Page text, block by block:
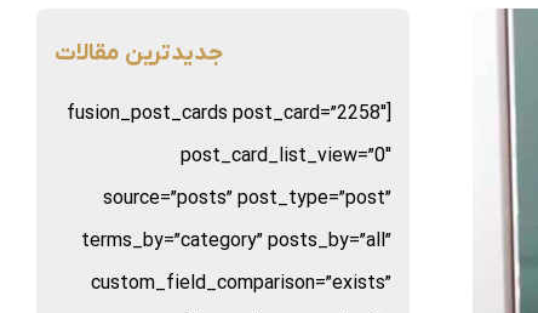
جدیدترین مقالات
[fusion_post_cards post_card=”2258″
post_card_list_view=”0″
source=”posts” post_type=”post”
terms_by=”category” posts_by=”all”
custom_field_comparison=”exists”